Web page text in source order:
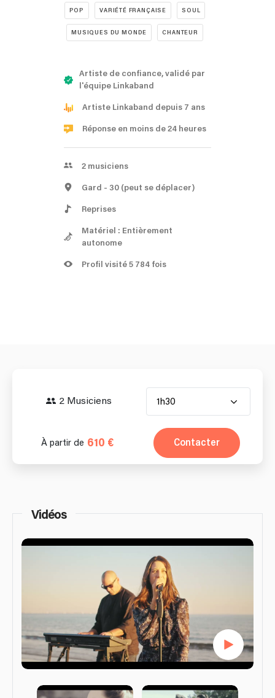
POP VARIÉTÉ FRANÇAISE SOUL
MUSIQUES DU MONDE CHANTEUR
Artiste de confiance, validé par
l'équipe Linkaband
Artiste Linkaband depuis 7 ans
Réponse en moins de 24 heures
2 musiciens
Gard - 30 (peut se déplacer)
Reprises
Matériel : Entièrement
autonome
Profil visité 5 784 fois
2 Musiciens 1h30
À partir de 610 € Contacter
Vidéos